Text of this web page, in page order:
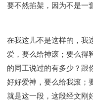
要不然掐架，因为不是一
在我这儿不是这样的，我
爱，要么给神滚；要么得
的同工说过的有多少？跟
好好爱神，要么给我滚；
就是这一段，这段经文刚